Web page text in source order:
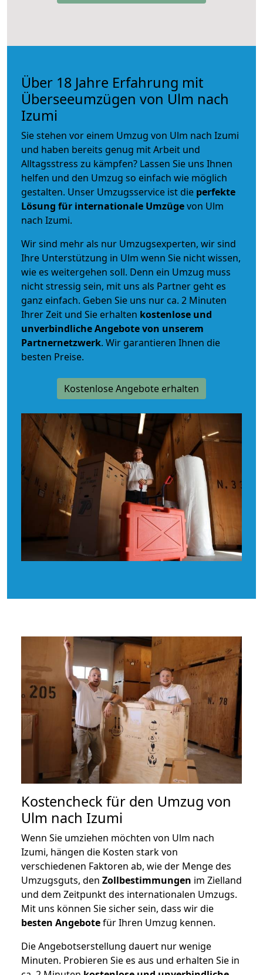
Über 18 Jahre Erfahrung mit
Überseeumzügen von Ulm nach
Izumi
Sie stehen vor einem Umzug von Ulm nach Izumi
und haben bereits genug mit Arbeit und
Alltagsstress zu kämpfen? Lassen Sie uns Ihnen
helfen und den Umzug so einfach wie möglich
gestalten. Unser Umzugsservice ist die perfekte
Lösung für internationale Umzügevon Ulm
nach Izumi.
Wir sind mehr als nur Umzugsexperten, wir sind
Ihre Unterstützung in Ulm wenn Sie nicht wissen,
wie es weitergehen soll. Denn ein Umzug muss
nicht stressig sein, mit uns als Partner geht es
ganz einfach. Geben Sie uns nur ca. 2 Minuten
Ihrer Zeit und Sie erhalten kostenlose und
unverbindlicheAngebote von unserem
Partnernetzwerk. Wir garantieren Ihnen die
besten Preise.
Kostenlose Angebote erhalten
Kostencheck für den Umzug von
Ulm nach Izumi
Wenn Sie umziehen möchten von Ulm nach
Izumi, hängen die Kosten stark von
verschiedenen Faktoren ab, wie der Menge des
Umzugsguts, den Zollbestimmungen im Zielland
und dem Zeitpunkt des internationalen Umzugs.
Mit uns können Sie sicher sein, dass wir die
besten Angebotefür Ihren Umzug kennen.
Die Angebotserstellung dauert nur wenige
Minuten. Probieren Sie es aus und erhalten Sie in